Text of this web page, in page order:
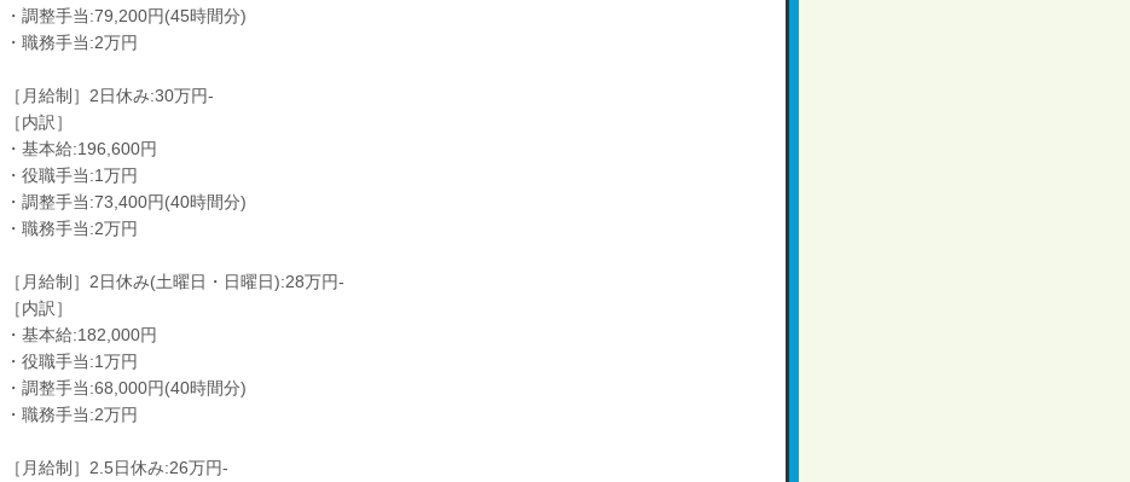
・調整手当:79,200円(45時間分)
・職務手当:2万円
［月給制］2日休み:30万円-
［内訳］
・基本給:196,600円
・役職手当:1万円
・調整手当:73,400円(40時間分)
・職務手当:2万円
［月給制］2日休み(土曜日・日曜日):28万円-
［内訳］
・基本給:182,000円
・役職手当:1万円
・調整手当:68,000円(40時間分)
・職務手当:2万円
［月給制］2.5日休み:26万円-